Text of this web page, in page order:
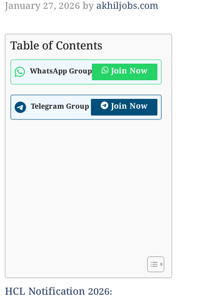
January 27, 2026 by akhiljobs.com
Table of Contents
WhatsApp Group Join Now
Telegram Group Join Now
HCL Notification 2026: